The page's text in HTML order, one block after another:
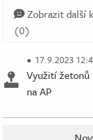
Zobrazit další
(0)
17.9.2023
Využití žetonů
na AP